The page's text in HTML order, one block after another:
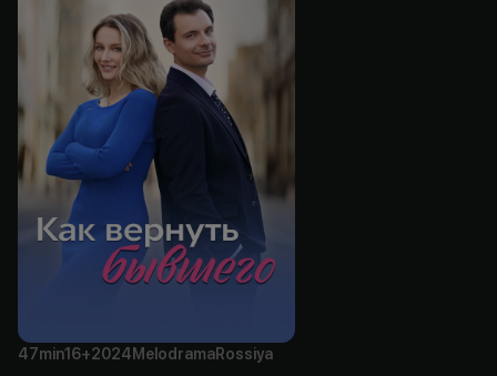
47min16+2024 MelodramaRossiya